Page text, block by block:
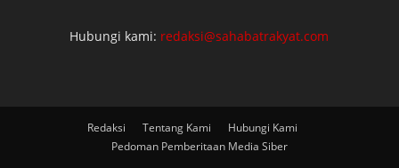
Hubungi kami: redaksi@sahabatrakyat.com
Redaksi Tentang Kami
Hubungi Kami
Pedoman Pemberitaan Media Siber